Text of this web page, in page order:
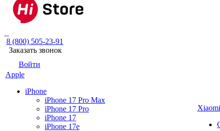
8 (800) 505-23-91
Заказать звонок
Войти
Apple
iPhone
iPhone 17 Pro Max
iPhone 17 Pro
iPhone 17
iPhone 17e
Xiaomi